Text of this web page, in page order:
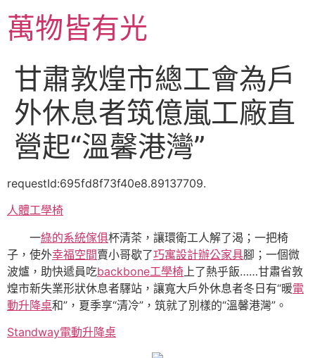
主萬物皆有光
甘肅敦煌市總工會為戶
外休息者筑億嵐工廠直
營起“溫馨港灣”
requestId:695fd8f73f40e8.89137709.
人體工學椅
一綠的系統傢俱杯清茶，讓環衛工人解了渴；一把椅
子，使外幸福空間賣小哥歇了巧寓設計辦公家具腳；一個微
波爐，助快遞員吃backbone工學椅 上了熱乎飯……甘肅省敦
煌市新失業形狀休息者驛站，讓寬大戶外休息者冬日有“暖電
動升降桌和”，夏季享“清冷”，筑就了別樣的“溫馨港灣”。
Standway電動升降桌